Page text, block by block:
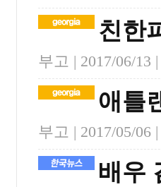
친한
부고 | 2017/06/13
애틀
부고 | 2017/05/06
배우